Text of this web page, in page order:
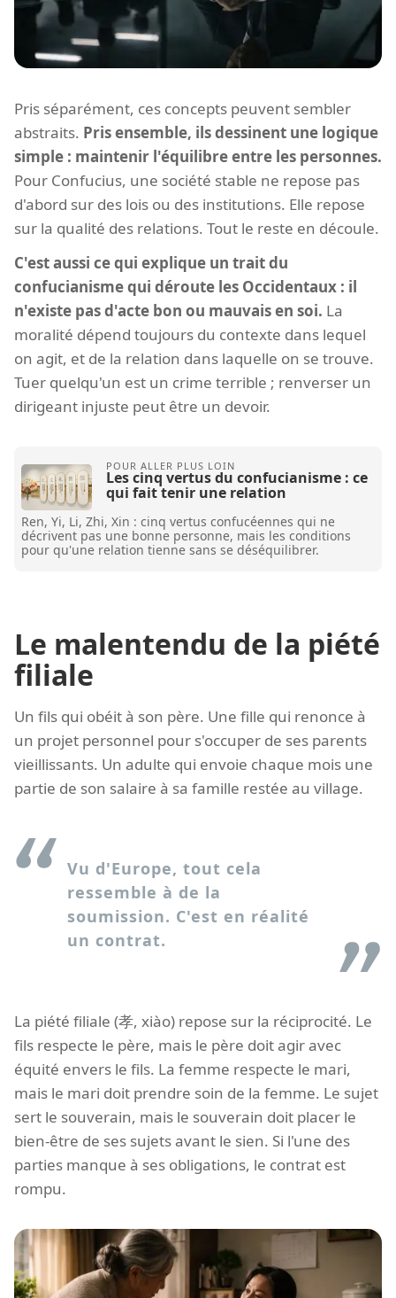
Pris séparément, ces concepts peuvent sembler
abstraits. Pris ensemble, ils dessinent une logique
simple : maintenir l'équilibre entre les personnes.
Pour Confucius, une société stable ne repose pas
d'abord sur des lois ou des institutions. Elle repose
sur la qualité des relations. Tout le reste en découle.
C'est aussi ce qui explique un trait du
confucianisme qui déroute les Occidentaux : il
n'existe pas d'acte bon ou mauvais en soi. La
moralité dépend toujours du contexte dans lequel
on agit, et de la relation dans laquelle on se trouve.
Tuer quelqu'un est un crime terrible ; renverser un
dirigeant injuste peut être un devoir.
Les cinq vertus du confucianisme : ce
qui fait tenir une relation
Ren, Yi, Li, Zhi, Xin : cinq vertus confucéennes qui ne
décrivent pas une bonne personne, mais les conditions
pour qu'une relation tienne sans se déséquilibrer.
Le malentendu de la piété
filiale
Un fils qui obéit à son père. Une fille qui renonce à
un projet personnel pour s'occuper de ses parents
vieillissants. Un adulte qui envoie chaque mois une
partie de son salaire à sa famille restée au village.
Vu d'Europe, tout cela
ressemble à de la
soumission. C'est en réalité
un contrat.
La piété filiale (孝, xiào) repose sur la réciprocité. Le
fils respecte le père, mais le père doit agir avec
équité envers le fils. La femme respecte le mari,
mais le mari doit prendre soin de la femme. Le sujet
sert le souverain, mais le souverain doit placer le
bien-être de ses sujets avant le sien. Si l'une des
parties manque à ses obligations, le contrat est
rompu.